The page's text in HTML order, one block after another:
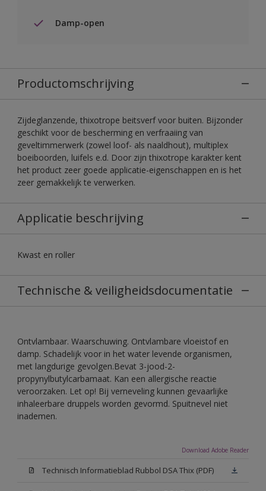
Damp-open
Productomschrijving
Zijdeglanzende, thixotrope beitsverf voor buiten. Bijzonder
geschikt voor de bescherming en verfraaiing van
geveltimmerwerk (zowel loof- als naaldhout), multiplex
boeiboorden, luifels e.d. Door zijn thixotrope karakter kent
het product zeer goede applicatie-eigenschappen en is het
zeer gemakkelijk te verwerken.
Applicatie beschrijving
Kwast en roller
Technische & veiligheidsdocumentatie
Ontvlambaar. Waarschuwing. Ontvlambare vloeistof en
damp. Schadelijk voor in het water levende organismen,
met langdurige gevolgen.Bevat 3-jood-2-
propynylbutylcarbamaat. Kan een allergische reactie
veroorzaken. Let op! Bij verneveling kunnen gevaarlijke
inhaleerbare druppels worden gevormd. Spuitnevel niet
inademen.
Download Adobe Reader
Technisch Informatieblad Rubbol DSA Thix (PDF)